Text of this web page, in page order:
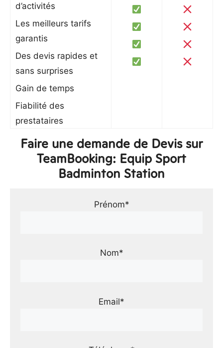
d’activités
Les meilleurs tarifs
garantis
Des devis rapides et
sans surprises
Gain de temps
Fiabilité des
prestataires
Faire une demande de Devis sur
TeamBooking: Equip Sport
Badminton Station
Prénom*
Nom*
Email*